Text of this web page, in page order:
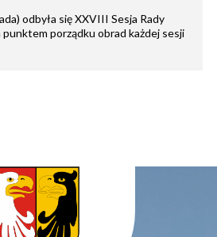
odbyła się XXVIII Sesja Rady
punktem porządku obrad każdej sesji